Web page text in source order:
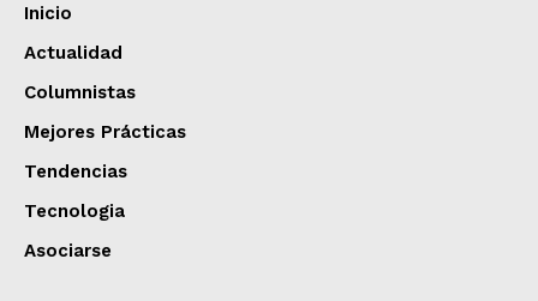
Inicio
Actualidad
Columnistas
Mejores Prácticas
Tendencias
Tecnologia
Asociarse